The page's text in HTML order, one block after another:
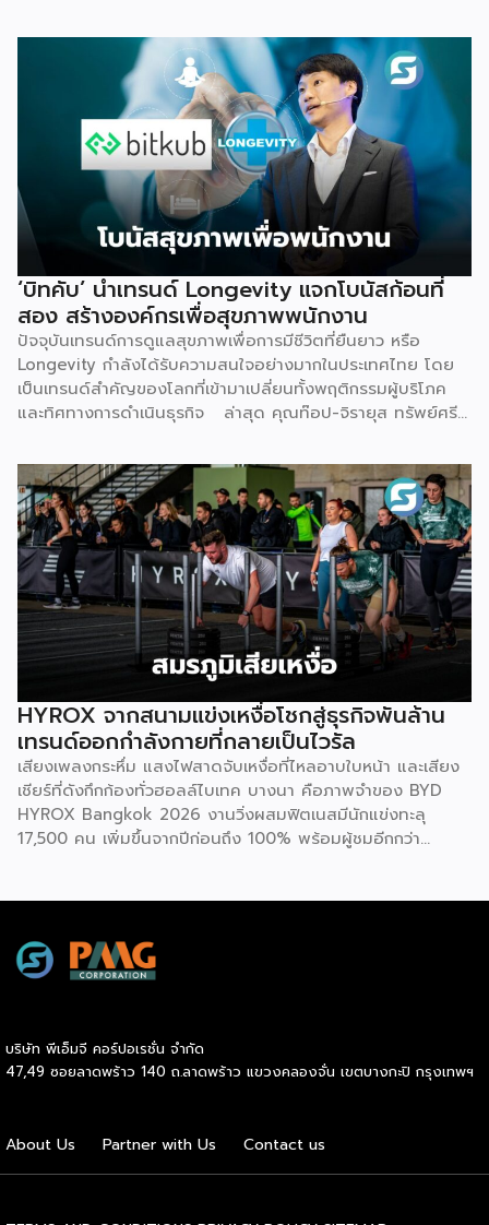
ธุรกิจใหม่ พร้อมทีมช่างที่คอยดูแลตรวจเช็กเครื่องมืออย่าง
สม่ำเสมอ ให้มั่นใจได้ว่าอุปกรณ์ทำงานอย่างมีประสิทธิภาพตลอด
อายุการใช้งาน เหมาะสำหรับคลินิกที่ต้องการสร้างรายได้เพิ่ม โดย
ไม่ต้องใช้เงินก้อนใหญ่ตั้งแต่วันแรก จุดเริ่มต้น มองเห็นกับดักที่
ทำให้อุตสาหกรรมสุขภาพ-ความงามไปไม่ถึงเป้าหมาย Givora
ไม่ได้เริ่มต้นจากการขายเครื่องมือเพียงอย่างเดียว แต่เกิดจากการ
มองเห็นว่าผู้ประกอบการจำนวนมากที่ตั้งใจอยากขยายธุรกิจสู่
Wellness กลับติดกับดักซ้ำ ๆ 3 เรื่องหลัก จนไปไม่ถึงเป้าหมาย
ที่วางไว้ ได้แก่ การไม่มีความรู้และขาดความเชี่ยวชาญเฉพาะด้าน
การไม่มีฐานลูกค้าเพราะการตลาดไม่ตรงกลุ่ม และการเริ่มต้นผิด
จุดทั้งเรื่องเครื่องมือ ระบบ และราคา Givora จึงออกแบบ
โซลูชันให้ครอบคลุมทั้งสามปัญหานี้ในคราวเดียวกัน แทนที่จะให้
คลินิกต้องแก้ปัญหาทีละเรื่องด้วยตัวเอง ด้านความรู้และความ
เชี่ยวชาญ — Givora มีทีมฝึกอบรมบุคลากรให้ได้มาตรฐาน
เดียวกัน พร้อมควบคุมคุณภาพและมาตรฐานการบริการตลอด
กระบวนการ เพื่อให้คลินิกพันธมิตรมั่นใจได้ว่าบุคลากรพร้อมให้
บริการอย่างถูกต้องตั้งแต่วันแรก ด้านฐานลูกค้าและการตลาด
ตลาดให้คลินิก แทนที่จะปล่อยให้แต่ละแห่งลองผิดลองถูกด้วยงบ
ประมาณตัวเอง […]
‘บิทคับ’ นำเทรนด์ Longevity แจกโบนัสก้อนที่
สอง สร้างองค์กรเพื่อสุขภาพพนักงาน
ปัจจุบันเทรนด์การดูแลสุขภาพเพื่อการมีชีวิตที่ยืนยาว หรือ
Longevity กำลังได้รับความสนใจอย่างมากในประเทศไทย โดย
เป็นเทรนด์สำคัญของโลกที่เข้ามาเปลี่ยนทั้งพฤติกรรมผู้บริโภค
และทิศทางการดำเนินธุรกิจ ล่าสุด คุณท๊อป-จิรายุส ทรัพย์ศรี
แคปปิตอล กรุ๊ป โฮลดิ้งส์ จำกัด หนึ่งในผู้บุกเบิกวงการนี้และผู้
ขยายธุรกิจสู่คอมมูนิตี้สุขภาพ “StayGold” ได้ประกาศนโยบาย
ใหม่ แจกโบนัสสุขภาพเป็นโบนัสก้อนที่สองเพิ่มเติมจากโบนัสปกติ
เพื่อสร้างแรงจูงใจให้พนักงานหันมาใส่ใจสุขภาพอย่างจริงจัง และ
ผลักดันบิทคับให้เป็นองค์กรยุคใหม่ที่ขับเคลื่อนด้วยคุณภาพควบคู่
ไปกับสุขภาวะที่ดี นโยบายดังกล่าวขับเคลื่อนผ่านโครงการ
“Bitkuber Longevity Journey Program” ซึ่งเปิดให้พนักงาน
เข้าร่วมตามความสมัครใจ โดยจะวัดผลจากการเปลี่ยนแปลง
สุขภาพเป็นรายบุคคลเปรียบเทียบช่วงต้นปีและปลายปี เปิดโอกาส
ให้ทุกคนมีสิทธิ์ได้รับโบนัสเท่าเทียมกัน ไม่ว่าจะเป็นกลุ่มผู้เริ่มต้นที่
พัฒนาสุขภาพให้ดีขึ้น หรือกลุ่มคนรักสุขภาพที่สามารถรักษา
มาตรฐานที่ดีไว้ได้ โดยเกณฑ์การประเมินจะมุ่งเน้นไปที่การป้องกัน
โรคในกลุ่มคนทำงานออฟฟิศ ครอบคลุม 3 ด้าน 6 ตัวชี้วัด ได้แก่
1.ด้านระบบเผาผลาญ ประเมินค่าสมดุลระหว่างไขมันสะสมกับไข
มันที่ช่วยทำความสะอาดหลอดเลือด (Triglyceride-to-HDL
ratio) ระดับไขมันที่เกาะตามอวัยวะภายในช่องท้อง (Visceral Fat
Rating) และวัดค่าคอเลสเตอรอลชนิดไขมันไม่ดี (LDL) 2.ด้าน
HYROX จากสนามแข่งเหงื่อโชกสู่ธุรกิจพันล้าน
เทรนด์ออกกำลังกายที่กลายเป็นไวรัล
เสียงเพลงกระหึ่ม แสงไฟสาดจับเหงื่อที่ไหลอาบใบหน้า และเสียง
เชียร์ที่ดังกึกก้องทั่วฮอลล์ไบเทค บางนา คือภาพจำของ BYD
HYROX Bangkok 2026 งานวิ่งผสมฟิตเนสมีนักแข่งทะลุ
17,500 คน เพิ่มขึ้นจากปีก่อนถึง 100% พร้อมผู้ชมอีกกว่า
แต่คือปรากฏการณ์ที่กำลังเปลี่ยนภูมิทัศน์ของอุตสาหกรรม
Wellness ทั่วโลก และกำลังสร้างโอกาสทางธุรกิจมหาศาลให้กับผู้
โอลิมปิก ซึ่งรูปแบบการแข่งขันจะเป็นมาตรฐานเดียวกันทั่วโลก
คือวิ่งสลับกับสถานีออกกำลังกาย 8 จุด ระยะทางรวม 8
บริษัท พีเอ็มจี คอร์ปอเรชั่น จำกัด
47,49 ซอยลาดพร้าว 140 ถ.ลาดพร้าว แขวงคลองจั่น เขตบางกะปิ กรุงเทพฯ
About Us Partner with Us Contact us